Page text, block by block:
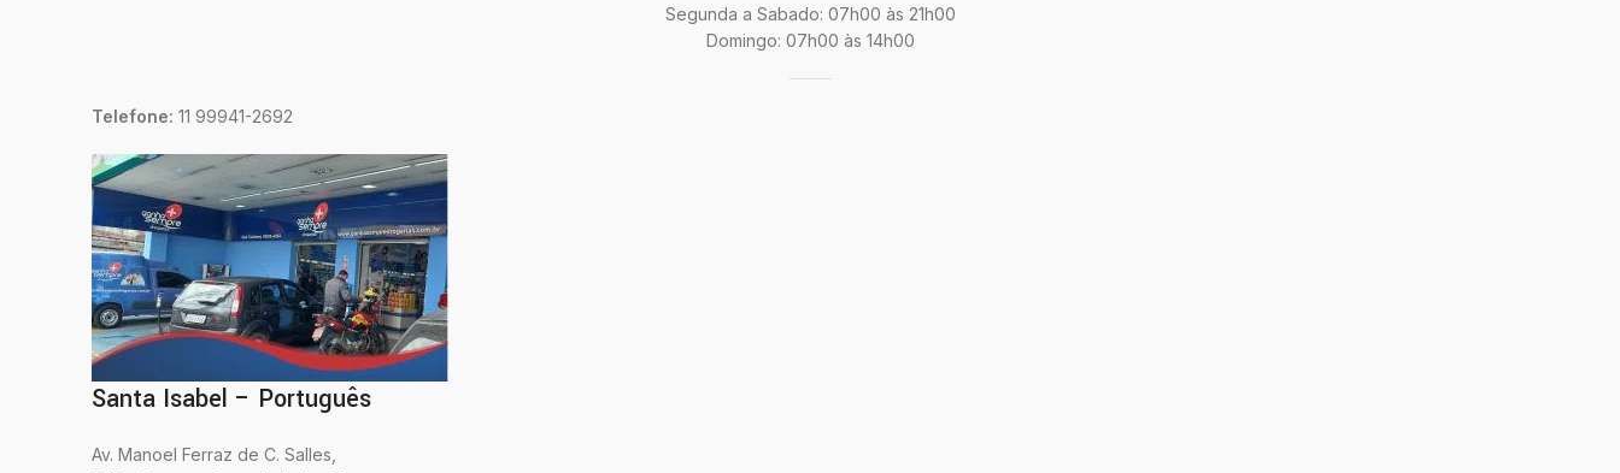
Segunda a Sabado: 07h00 às 21h00
Domingo: 07h00 às 14h00
Telefone: 11 99941-2692
Santa Isabel – Português
Av. Manoel Ferraz de C. Salles,